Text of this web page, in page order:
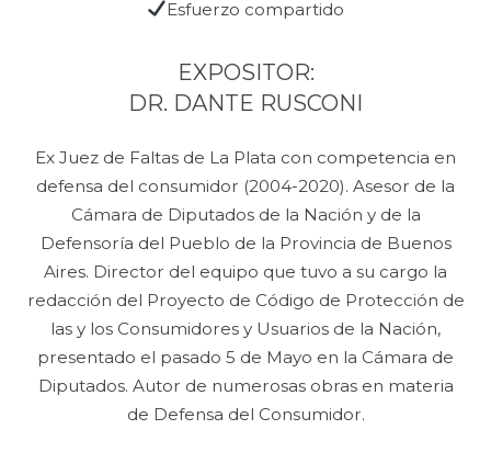
Esfuerzo compartido
EXPOSITOR:
DR. DANTE RUSCONI
Ex Juez de Faltas de La Plata con competencia en
defensa del consumidor (2004-2020). Asesor de la
Cámara de Diputados de la Nación y de la
Defensoría del Pueblo de la Provincia de Buenos
Aires. Director del equipo que tuvo a su cargo la
redacción del Proyecto de Código de Protección de
las y los Consumidores y Usuarios de la Nación,
presentado el pasado 5 de Mayo en la Cámara de
Diputados. Autor de numerosas obras en materia
de Defensa del Consumidor.